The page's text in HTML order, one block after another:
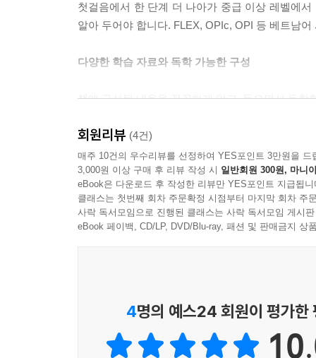
첫걸음에서 한 단계 더 나아가 중급 이상 레벨에
알아 두어야 합니다. FLEX, OPIc, OPI 등 베트남
다양한 학습 자료와 독학 가능한 구성
책에 구성된 내용을 꼼꼼하게 읽고, 들으면서 독
보세요.
회원리뷰 (4건)
매주 10건의 우수리뷰를 선정하여 YES포인트 3만원을 드
3,000원 이상 구매 후 리뷰 작성 시 일반회원 300원, 마니
eBook은 다운로드 후 작성한 리뷰만 YES포인트 지급됩니
클래스는 첫번째 회차 주문확정 시점부터 마지막 회차 주
사락 독서모임으로 진행된 클래스는 사락 독서모임 게시
eBook 페이백, CD/LP, DVD/Blu-ray, 패션 및 판매금지 상
4명의 예스24 회원이 평가한